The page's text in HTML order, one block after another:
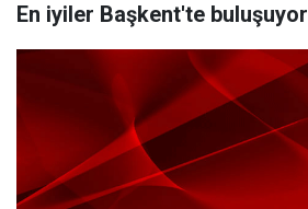
En iyiler Başkent'te buluşuyor